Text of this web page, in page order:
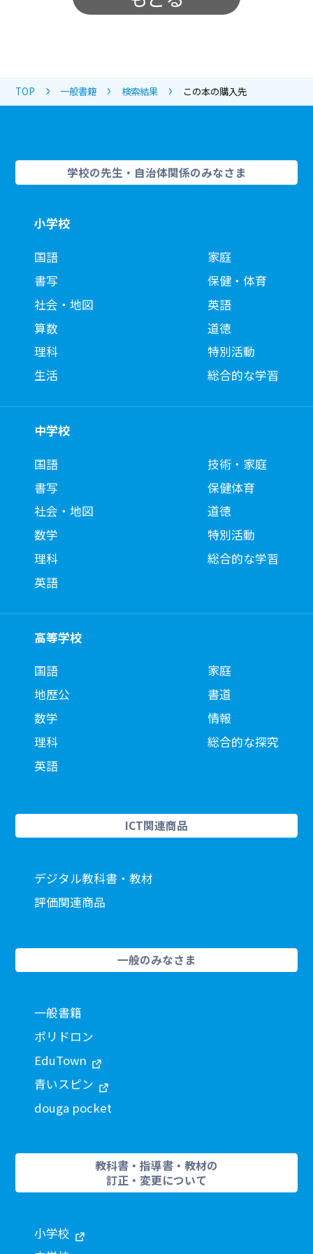
TOP 一般書籍 検索結果 この本の購入先
学校の先生・自治体関係のみなさま
小学校
国語
書写
社会・地図
算数
理科
生活
家庭
保健・体育
英語
道徳
特別活動
総合的な学習
中学校
国語
書写
社会・地図
数学
理科
英語
技術・家庭
保健体育
道徳
特別活動
総合的な学習
高等学校
国語
地歴公
数学
理科
英語
家庭
書道
情報
総合的な探究
ICT関連商品
デジタル教科書・教材
評価関連商品
一般のみなさま
一般書籍
ポリドロン
EduTown
青いスピン
douga pocket
教科書・指導書・教材の
訂正・変更について
小学校